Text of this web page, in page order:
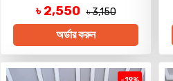
৳ 2,550 ৳ 3,150
অর্ডার করুন